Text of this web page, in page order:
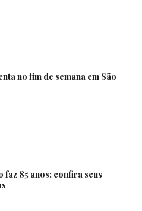
no fim de semana em São
85 anos; confira seus